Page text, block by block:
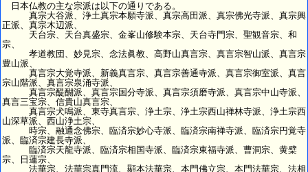
日本仏教の主な宗派は以下の通りである。
真宗大谷派、浄土真宗本願寺派、真宗高田派、真宗佛光寺派、真宗興
正派、真宗木辺派、
天台宗、天台真盛宗、金峯山修験本宗、天台寺門宗、聖観音宗、和
宗、
孝道教団、妙見宗、念法眞教、高野山真言宗、真言宗智山派、真言宗
豊山派、
真言宗大覚寺派、新義真言宗、真言宗善通寺派、真言宗御室派、真言
宗山階派、真言宗泉涌寺派、
真言宗醍醐派、真言宗国分寺派、真言宗須磨寺派、真言宗中山寺派、
真言三宝宗、信貴山真言宗、
真言宗犬鳴派、東寺真言宗、浄土宗、浄土宗西山禅林寺派、浄土宗西
山深草派、西山浄土宗、
時宗、融通念佛宗、臨済宗妙心寺派、臨済宗南禅寺派、臨済宗円覚寺
派、臨済宗建長寺派、
臨済宗天龍寺派、臨済宗相国寺派、臨済宗東福寺派、曹洞宗、黄檗
宗、日蓮宗、
法華宗、法華宗真門流、顯本法華宗、本門佛立宗、本門法華宗、法相